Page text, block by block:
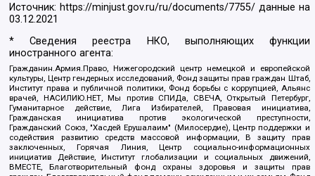
Источник: https://minjust.gov.ru/ru/documents/7755/ данные на
03.12.2021
* Сведения реестра НКО, выполняющих функции
иностранного агента:
Гражданин.Армия.Право, Нижегородский центр немецкой и европейской
культуры, Центр гендерных исследований, Фонд защиты прав граждан Штаб,
Институт права и публичной политики, Фонд борьбы с коррупцией, Альянс
врачей, НАСИЛИЮ.НЕТ, Мы против СПИДа, СВЕЧА, Открытый Петербург,
Гуманитарное действие, Лига Избирателей, Правовая инициатива,
Гражданская инициатива против экологической преступности,
Гражданский Союз, "Хасдей Ерушалаим" (Милосердие), Центр поддержки и
содействия развитию средств массовой информации, В защиту прав
заключенных, Горячая Линия, Центр социально-информационных
инициатив Действие, Институт глобализации и социальных движений,
ВМЕСТЕ, Благотворительный фонд охраны здоровья и защиты прав